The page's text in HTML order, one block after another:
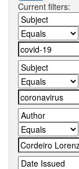
Current filters: